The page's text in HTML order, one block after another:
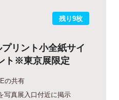
残り9枚
リント小全紙サイ
ト※東京展限定
の共有
写真展入口付近に掲示